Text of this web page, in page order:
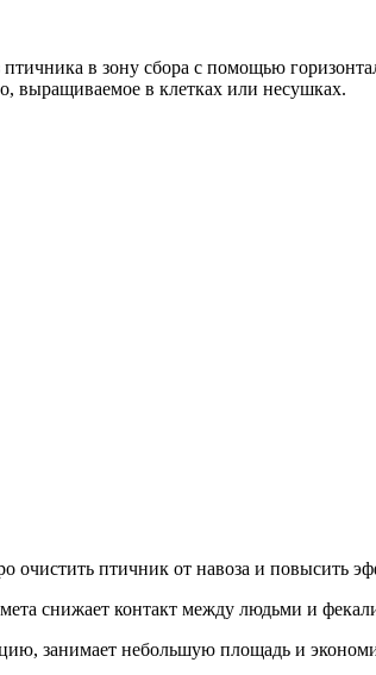
в зону сбора с помощью
выращиваемое в клетках или несушках.
очистить птичник от навоза и повысить
снижает контакт между людьми и
занимает небольшую площадь и